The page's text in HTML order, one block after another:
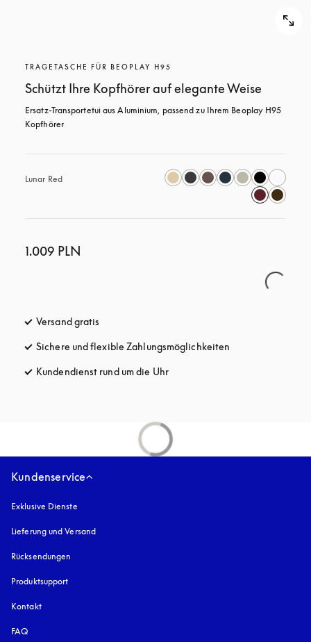
TRAGETASCHE FÜR BEOPLAY H95
Schützt Ihre Kopfhörer auf elegante Weise
Ersatz-Transportetui aus Aluminium, passend zu Ihrem Beoplay H95
Kopfhörer
Lunar Red
1.009 PLN
Versand gratis
Sichere und flexible Zahlungsmöglichkeiten
Kundendienst rund um die Uhröffnet sich in einem neuen Tab
Kundenservice
Exklusive Dienste
Lieferung und Versand
Rücksendungen
Produktsupport
Kontakt
FAQ